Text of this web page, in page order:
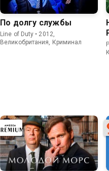
По долгу службы
Line of Duty • 2012,
Великобритания, Криминал